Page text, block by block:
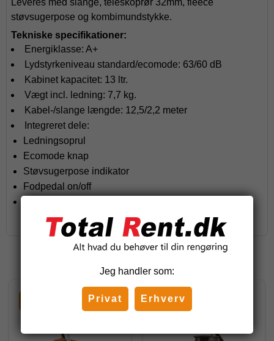
støvsugerpose og kombimundstykke.
Tekniske specifikationer:
Energiklasse: A+
Lydstyrkeniveau standard/ecomode: 63/60 dB
Kabinet kapacitet: 13 ltr.
Vægt incl. ledning: 7,7 kg.
Kabel-/slange længde: 12,5/2,2 meter
Integreret dele:
Ledningsoprul
Ecomode knap
Støvsugerpose indikator
Fodpedal on/off
Relaterede produkter
-43%
Jeg handler som:
Privat Erhverv